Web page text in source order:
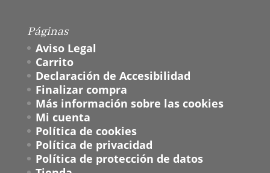
Páginas
Aviso Legal
Carrito
Declaración de Accesibilidad
Finalizar compra
Más información sobre las cookies
Mi cuenta
Política de cookies
Política de privacidad
Política de protección de datos